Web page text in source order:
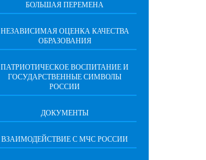
БОЛЬШАЯ ПЕРЕМЕНА
НЕЗАВИСИМАЯ ОЦЕНКА КАЧЕСТВА
ОБРАЗОВАНИЯ
ПАТРИОТИЧЕСКОЕ ВОСПИТАНИЕ И
ГОСУДАРСТВЕННЫЕ СИМВОЛЫ
РОССИИ
ДОКУМЕНТЫ
ВЗАИМОДЕЙСТВИЕ С МЧС РОССИИ